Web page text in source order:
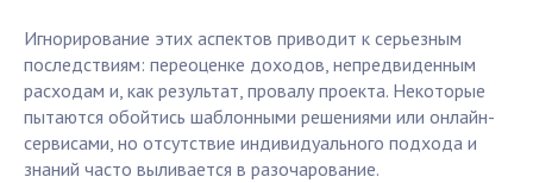
Игнорирование этих аспектов приводит к серьезным
последствиям: переоценке доходов, непредвиденным
расходам и, как результат, провалу проекта. Некоторые
пытаются обойтись шаблонными решениями или онлайн-
сервисами, но отсутствие индивидуального подхода и
знаний часто выливается в разочарование.